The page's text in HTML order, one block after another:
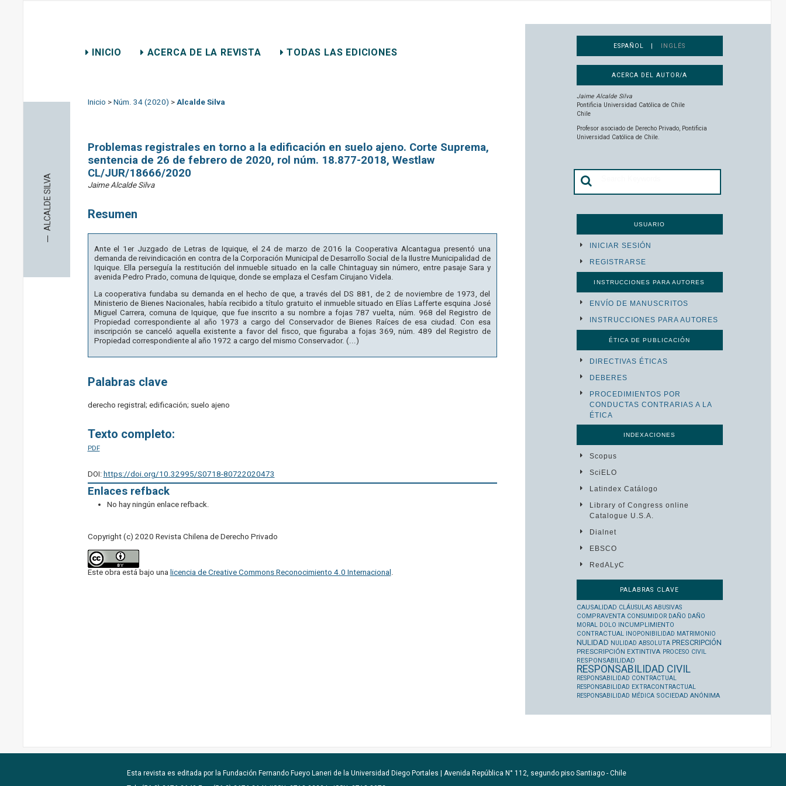
ESPAÑOL | INGLÉS
ACERCA DEL AUTOR/A
Jaime Alcalde Silva
Pontificia Universidad Católica de Chile
Chile
Profesor asociado de Derecho Privado, Pontificia
Universidad Católica de Chile.
USUARIO
INICIAR SESIÓN
REGISTRARSE
INSTRUCCIONES PARA AUTORES
ENVÍO DE MANUSCRITOS
INSTRUCCIONES PARA AUTORES
ÉTICA DE PUBLICACIÓN
DIRECTIVAS ÉTICAS
DEBERES
PROCEDIMIENTOS POR
CONDUCTAS CONTRARIAS A LA
ÉTICA
INDEXACIONES
Scopus
SciELO
Latindex Catálogo
Library of Congress online
Catalogue U.S.A.
Dialnet
EBSCO
RedALyC
PALABRAS CLAVE
CAUSALIDAD CLÁUSULAS ABUSIVAS
COMPRAVENTA CONSUMIDOR DAÑO DAÑO
MORAL
DOLO INCUMPLIMIENTO
CONTRACTUAL
INOPONIBILIDAD MATRIMONIO
NULIDAD NULIDAD ABSOLUTA PRESCRIPCIÓN
PRESCRIPCIÓN EXTINTIVA PROCESO CIVIL
RESPONSABILIDAD
RESPONSABILIDAD CIVIL
RESPONSABILIDAD CONTRACTUAL
RESPONSABILIDAD EXTRACONTRACTUAL
RESPONSABILIDAD MÉDICA SOCIEDAD ANÓNIMA
INICIO ACERCA DE LA REVISTA TODAS LAS EDICIONES
─
ALCALDE SILVA
Inicio > Núm. 34 (2020) > Alcalde Silva
Problemas registrales en torno a la edificación en suelo ajeno. Corte Suprema,
sentencia de 26 de febrero de 2020, rol núm. 18.877-2018, Westlaw
CL/JUR/18666/2020
Jaime Alcalde Silva
Resumen
Ante el 1er Juzgado de Letras de Iquique, el 24 de marzo de 2016 la Cooperativa Alcantagua presentó una
demanda de reivindicación en contra de la Corporación Municipal de Desarrollo Social de la Ilustre Municipalidad de
Iquique. Ella perseguía la restitución del inmueble situado en la calle Chintaguay sin número, entre pasaje Sara y
avenida Pedro Prado, comuna de Iquique, donde se emplaza el Cesfam Cirujano Videla.
La cooperativa fundaba su demanda en el hecho de que, a través del DS 881, de 2 de noviembre de 1973, del
Ministerio de Bienes Nacionales, había recibido a título gratuito el inmueble situado en Elías Lafferte esquina José
Miguel Carrera, comuna de Iquique, que fue inscrito a su nombre a fojas 787 vuelta, núm. 968 del Registro de
Propiedad correspondiente al año 1973 a cargo del Conservador de Bienes Raíces de esa ciudad. Con esa
inscripción se canceló aquella existente a favor del fisco, que figuraba a fojas 369, núm. 489 del Registro de
Propiedad correspondiente al año 1972 a cargo del mismo Conservador. (...)
Palabras clave
derecho registral; edificación; suelo ajeno
Texto completo:
PDF
DOI: https://doi.org/10.32995/S0718-80722020473
Enlaces refback
No hay ningún enlace refback.
Copyright (c) 2020 Revista Chilena de Derecho Privado
Este obra está bajo una licencia de Creative Commons Reconocimiento 4.0 Internacional
Esta revista es editada por la Fundación Fernando Fueyo Laneri de la Universidad Diego Portales | Avenida República N° 112, segundo piso Santiago - Chile